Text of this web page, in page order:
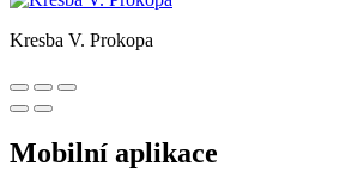
Kresba V. Prokopa
Mobilní aplikace